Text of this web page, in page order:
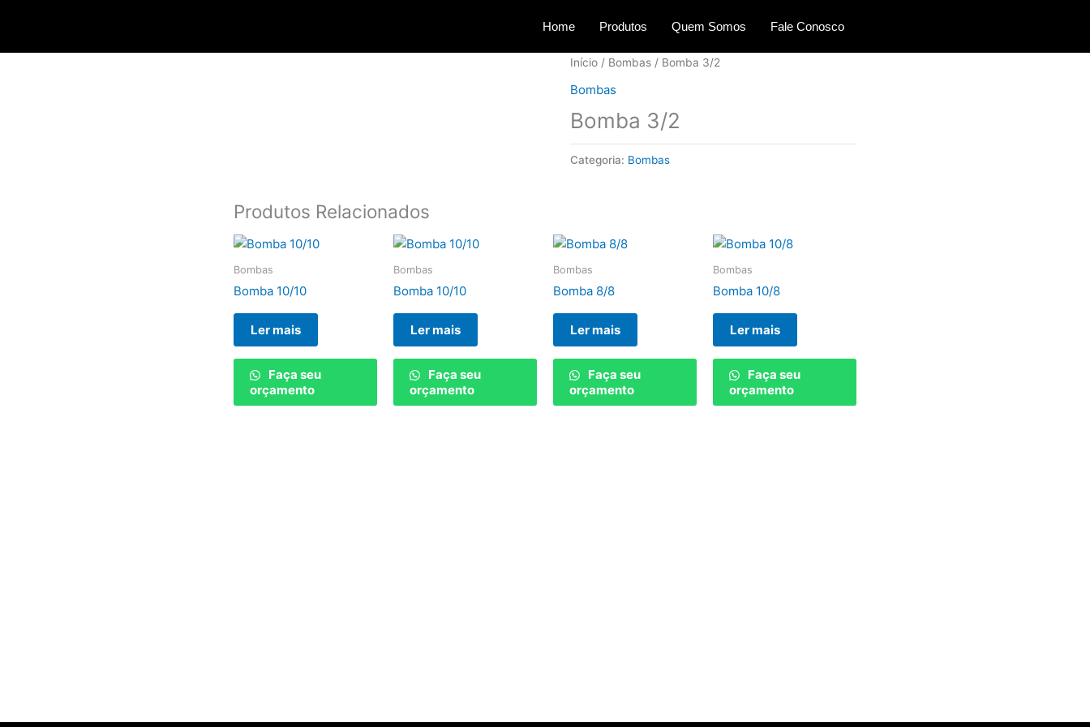
Home Produtos Quem Somos Fale Conosco
Início/ Bombas/ Bomba 3/2
Bombas
Bomba 3/2
Categoria: Bombas
Produtos Relacionados
Bombas
Bomba 10/10
Ler mais
Faça seu
orçamento
Bombas
Bomba 10/10
Ler mais
Faça seu
orçamento
Bombas
Bomba 8/8
Ler mais
Faça seu
orçamento
Bombas
Bomba 10/8
Ler mais
Faça seu
orçamento